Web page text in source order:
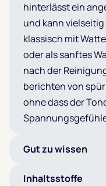
hinterlässt ein
und kann
klassisch mit
oder als sanftes
nach der
berichten von
ohne dass der
Gut zu wissen
Inhaltsstoffe